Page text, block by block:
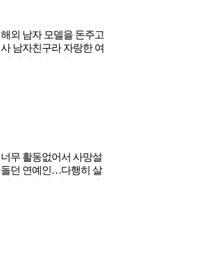
해외 남자 모델을 돈주고
사 남자친구라 자랑한 여
너무 활동없어서 사망설
돌던 연예인…다행히 살